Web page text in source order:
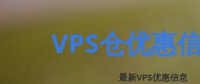
VPS仓优惠
最新VPS优惠信息